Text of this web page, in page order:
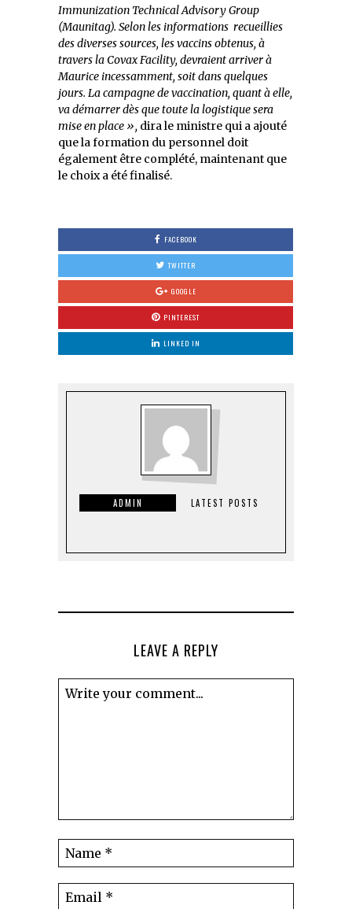
Immunization Technical Advisory Group
(Maunitag). Selon les informations recueillies
des diverses sources, les vaccins obtenus, à
travers la Covax Facility, devraient arriver à
Maurice incessamment, soit dans quelques
jours. La campagne de vaccination, quant à elle,
va démarrer dès que toute la logistique sera
mise en place », dira le ministre qui a ajouté
que la formation du personnel doit
également être complété, maintenant que
le choix a été finalisé.
FACEBOOK
TWITTER
GOOGLE
PINTEREST
LINKED IN
ADMIN LATEST POSTS
LEAVE A REPLY